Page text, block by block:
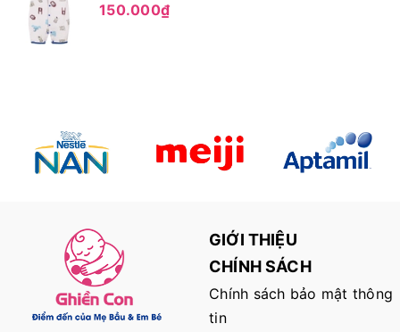
150.000₫
GIỚI THIỆU
CHÍNH SÁCH
Chính sách bảo mật thông
tin